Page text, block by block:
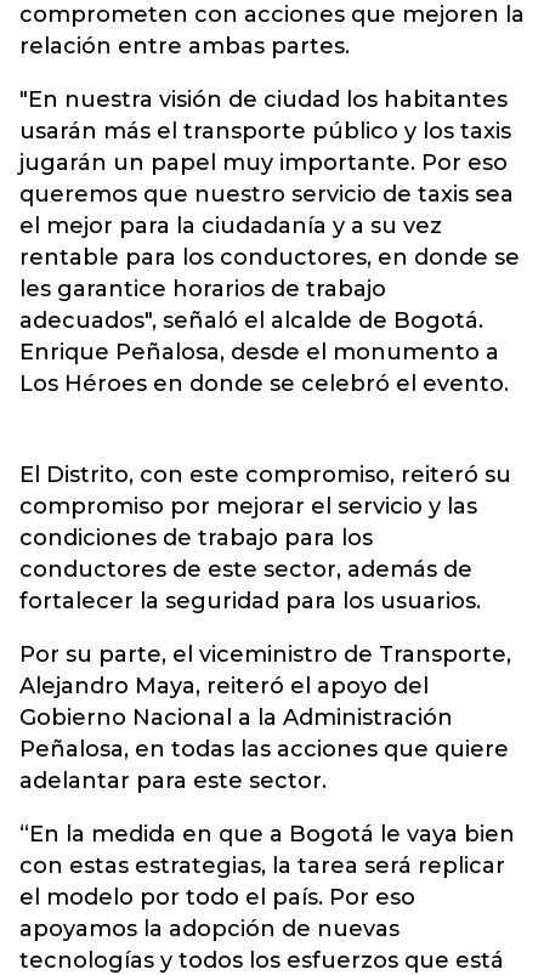
comprometen con acciones que mejoren la
relación entre ambas partes.
"En nuestra visión de ciudad los habitantes
usarán más el transporte público y los taxis
jugarán un papel muy importante. Por eso
queremos que nuestro servicio de taxis sea
el mejor para la ciudadanía y a su vez
rentable para los conductores, en donde se
les garantice horarios de trabajo
adecuados", señaló el alcalde de Bogotá.
Enrique Peñalosa, desde el monumento a
Los Héroes en donde se celebró el evento.
El Distrito, con este compromiso, reiteró su
compromiso por mejorar el servicio y las
condiciones de trabajo para los
conductores de este sector, además de
fortalecer la seguridad para los usuarios.
Por su parte, el viceministro de Transporte,
Alejandro Maya, reiteró el apoyo del
Gobierno Nacional a la Administración
Peñalosa, en todas las acciones que quiere
adelantar para este sector.
“En la medida en que a Bogotá le vaya bien
con estas estrategias, la tarea será replicar
el modelo por todo el país. Por eso
apoyamos la adopción de nuevas
tecnologías y todos los esfuerzos que está